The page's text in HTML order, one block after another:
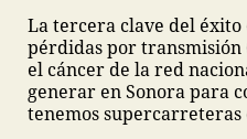
La tercera clave del
pérdidas por transmisión
el cáncer de la red
generar en Sonora para
tenemos supercarreteras